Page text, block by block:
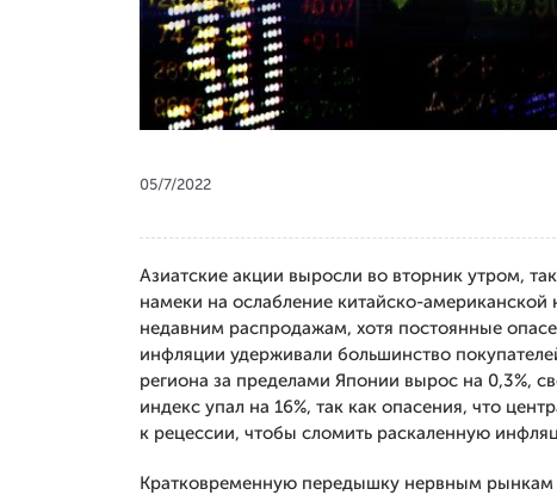
05/7/2022
Азиатские акции выросли во вторник утром,
намеки на ослабление китайско-
недавним распродажам, хотя постоянные
инфляции удерживали большинство
региона за пределами Японии вырос на 0,3%,
индекс упал на 16%, так как опасения, что
к рецессии, чтобы сломить раскаленную
Кратковременную передышку нервным